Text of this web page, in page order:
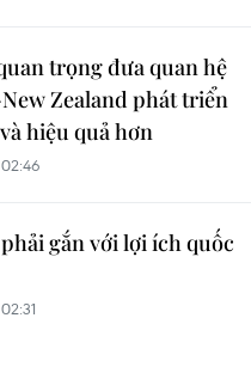
trọng đưa quan hệ
Zealand phát triển
hiệu quả hơn
gắn với lợi ích quốc